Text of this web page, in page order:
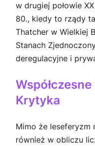
w drugiej połowie
80., kiedy to rządy
Thatcher w Wielkiej
Stanach
deregulacyjne i
Krytyka
Mimo że leseferyzm
również w obliczu